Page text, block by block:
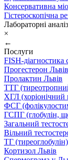
Консервативна
Гістероскопічна
Лабораторні
×
←
Послуги
FISH-діагностика
Прогестерон Львів
Пролактин Львів
ТТГ
ХГЛ (хоріонічний
ФСГ
ГСПГ (глобулін,
Загальний
Вільний
ТГ
Кортизол Львів